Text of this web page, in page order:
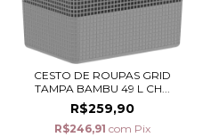
CESTO DE ROUPAS GRID
TAMPA BAMBU 49 L CH...
R$259,90
R$246,91 com Pix